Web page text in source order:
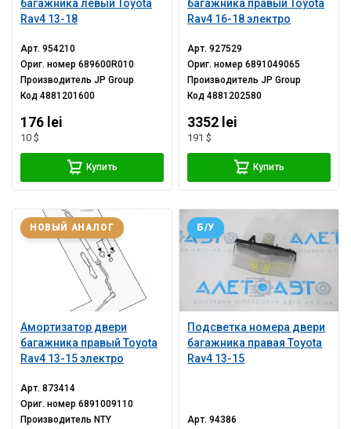
багажника левый Toyota
Rav4 13-18
Арт.954210
Ориг. номер689600R010
ПроизводительJP Group
Код4881201600
176 lei
10 $
Купить
багажника правый Toyota
Rav4 16-18 электро
Арт.927529
Ориг. номер6891049065
ПроизводительJP Group
Код4881202580
3352 lei
191 $
Купить
Амортизатор двери
багажника правый Toyota
Rav4 13-15 электро
НОВЫЙ АНАЛОГ
Арт.873414
Ориг. номер6891009110
Производитель NTY
Подсветка номера двери
багажника правая Toyota
Rav4 13-15
Б/У
Арт.94386